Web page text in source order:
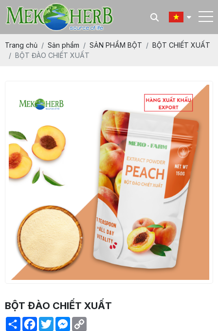
Trang chủ Sản phẩm SẢN PHẨM BỘT
BỘT CHIẾT XUẤT
BỘT ĐÀO CHIẾT XUẤT
BỘT ĐÀO CHIẾT XUẤT
ShareFacebook
TwitterMessenger